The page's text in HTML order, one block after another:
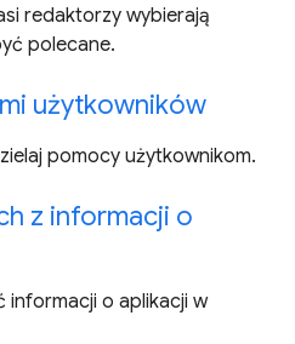
redaktorzy wybierają
polecane.
użytkowników
pomocy użytkownikom.
z informacji o
informacji o aplikacji w